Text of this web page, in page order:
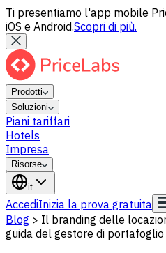
Ti presentiamo l'app mobile
iOS e Android.Scopri di più.
Prodotti
Soluzioni
Piani tariffari
Hotels
Impresa
Risorse
it
AccediInizia la prova gratuita
Blog > Il branding delle
guida del gestore di